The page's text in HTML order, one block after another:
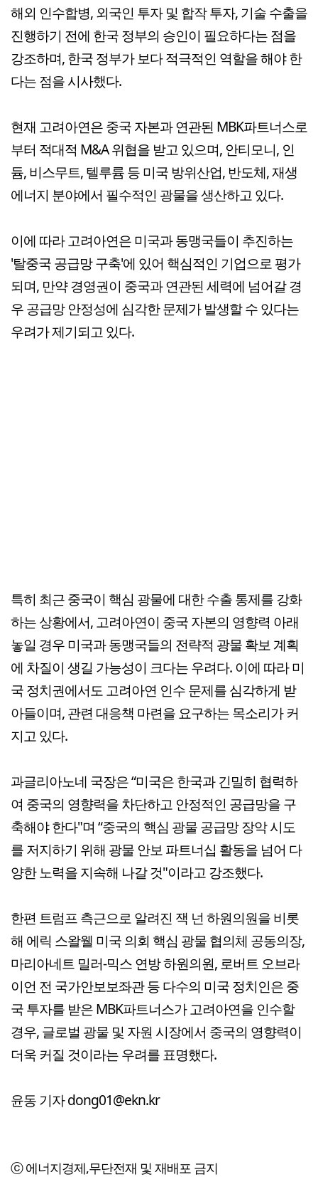
해외 인수합병, 외국인 투자 및 합작 투자, 기술 수출을
진행하기 전에 한국 정부의 승인이 필요하다는 점을
강조하며, 한국 정부가 보다 적극적인 역할을 해야 한
다는 점을 시사했다.
현재 고려아연은 중국 자본과 연관된 MBK파트너스로
부터 적대적 M&A 위협을 받고 있으며, 안티모니, 인
듐, 비스무트, 텔루륨 등 미국 방위산업, 반도체, 재생
에너지 분야에서 필수적인 광물을 생산하고 있다.
이에 따라 고려아연은 미국과 동맹국들이 추진하는
'탈중국 공급망 구축'에 있어 핵심적인 기업으로 평가
되며, 만약 경영권이 중국과 연관된 세력에 넘어갈 경
우 공급망 안정성에 심각한 문제가 발생할 수 있다는
우려가 제기되고 있다.
특히 최근 중국이 핵심 광물에 대한 수출 통제를 강화
하는 상황에서, 고려아연이 중국 자본의 영향력 아래
놓일 경우 미국과 동맹국들의 전략적 광물 확보 계획
에 차질이 생길 가능성이 크다는 우려다. 이에 따라 미
국 정치권에서도 고려아연 인수 문제를 심각하게 받
아들이며, 관련 대응책 마련을 요구하는 목소리가 커
지고 있다.
과글리아노네 국장은 “미국은 한국과 긴밀히 협력하
여 중국의 영향력을 차단하고 안정적인 공급망을 구
축해야 한다"며 “중국의 핵심 광물 공급망 장악 시도
를 저지하기 위해 광물 안보 파트너십 활동을 넘어 다
양한 노력을 지속해 나갈 것"이라고 강조했다.
한편 트럼프 측근으로 알려진 잭 넌 하원의원을 비롯
해 에릭 스왈웰 미국 의회 핵심 광물 협의체 공동의장,
마리아네트 밀러-믹스 연방 하원의원, 로버트 오브라
이언 전 국가안보보좌관 등 다수의 미국 정치인은 중
국 투자를 받은 MBK파트너스가 고려아연을 인수할
경우, 글로벌 광물 및 자원 시장에서 중국의 영향력이
더욱 커질 것이라는 우려를 표명했다.
윤동 기자 dong01@ekn.kr
ⓒ 에너지경제,무단전재 및 재배포 금지